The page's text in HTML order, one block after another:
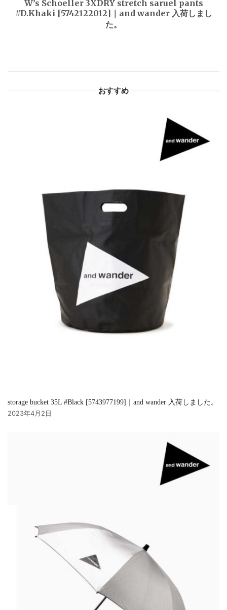
ー
W’s Schoeller 3XDRY stretch saruel pants
#D.Khaki [5742122012]｜and wander 入荷しまし
た。
おすすめ
storage bucket 35L #Black [5743977199]｜and wander 入荷しました。
2023年4月2日